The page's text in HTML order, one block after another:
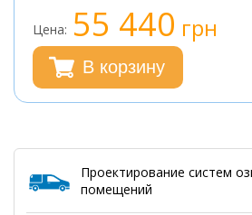
Цена: 55 440 грн
В корзину
Проектирование систем
помещений